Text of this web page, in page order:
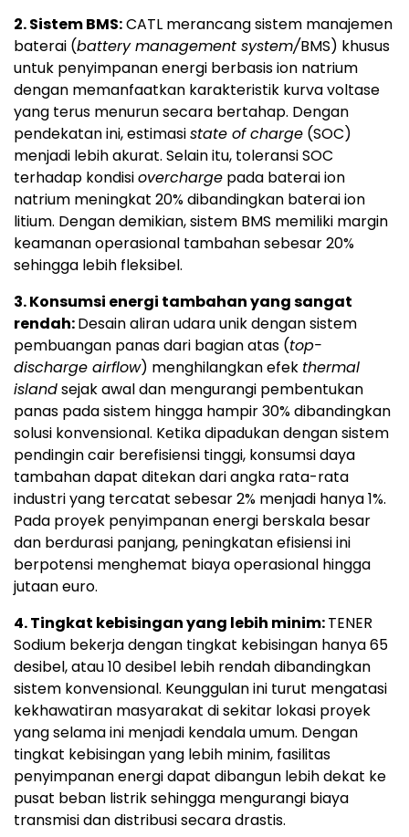
2. Sistem BMS:CATL merancang sistem manajemen
baterai (battery management system/BMS) khusus
untuk penyimpanan energi berbasis ion natrium
dengan memanfaatkan karakteristik kurva voltase
yang terus menurun secara bertahap. Dengan
pendekatan ini, estimasistate of charge (SOC)
menjadi lebih akurat. Selain itu, toleransi SOC
terhadap kondisiovercharge pada baterai ion
natrium meningkat 20% dibandingkan baterai ion
litium. Dengan demikian, sistem BMS memiliki margin
keamanan operasional tambahan sebesar 20%
sehingga lebih fleksibel.
3. Konsumsi energi tambahan yang sangat
rendah:Desain aliran udara unik dengan sistem
pembuangan panas dari bagian atas (top-
discharge airflow) menghilangkan efek thermal
islandsejak awal dan mengurangi pembentukan
panas pada sistem hingga hampir 30% dibandingkan
solusi konvensional. Ketika dipadukan dengan sistem
pendingin cair berefisiensi tinggi, konsumsi daya
tambahan dapat ditekan dari angka rata-rata
industri yang tercatat sebesar 2% menjadi hanya 1%.
Pada proyek penyimpanan energi berskala besar
dan berdurasi panjang, peningkatan efisiensi ini
berpotensi menghemat biaya operasional hingga
jutaan euro.
4. Tingkat kebisingan yang lebih minim:TENER
Sodium bekerja dengan tingkat kebisingan hanya 65
desibel, atau 10 desibel lebih rendah dibandingkan
sistem konvensional. Keunggulan ini turut mengatasi
kekhawatiran masyarakat di sekitar lokasi proyek
yang selama ini menjadi kendala umum. Dengan
tingkat kebisingan yang lebih minim, fasilitas
penyimpanan energi dapat dibangun lebih dekat ke
pusat beban listrik sehingga mengurangi biaya
transmisi dan distribusi secara drastis.